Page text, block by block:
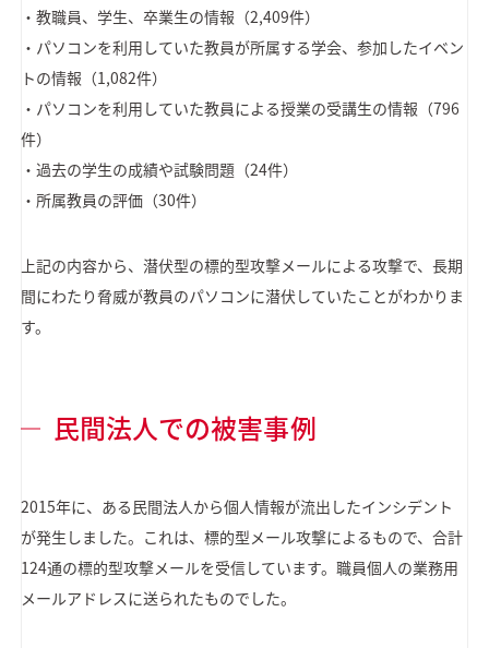
・教職員、学生、卒業生の情報（2,409件）
・パソコンを利用していた教員が所属する学会、参加したイベン
トの情報（1,082件）
・パソコンを利用していた教員による授業の受講生の情報（796
件）
・過去の学生の成績や試験問題（24件）
・所属教員の評価（30件）
上記の内容から、潜伏型の標的型攻撃メールによる攻撃で、長期
間にわたり脅威が教員のパソコンに潜伏していたことがわかりま
す。
民間法人での被害事例
2015年に、ある民間法人から個人情報が流出したインシデント
が発生しました。これは、標的型メール攻撃によるもので、合計
124通の標的型攻撃メールを受信しています。職員個人の業務用
メールアドレスに送られたものでした。